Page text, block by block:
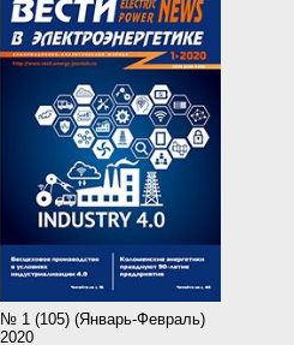
№ 1 (105) (Январь-Февраль)
2020